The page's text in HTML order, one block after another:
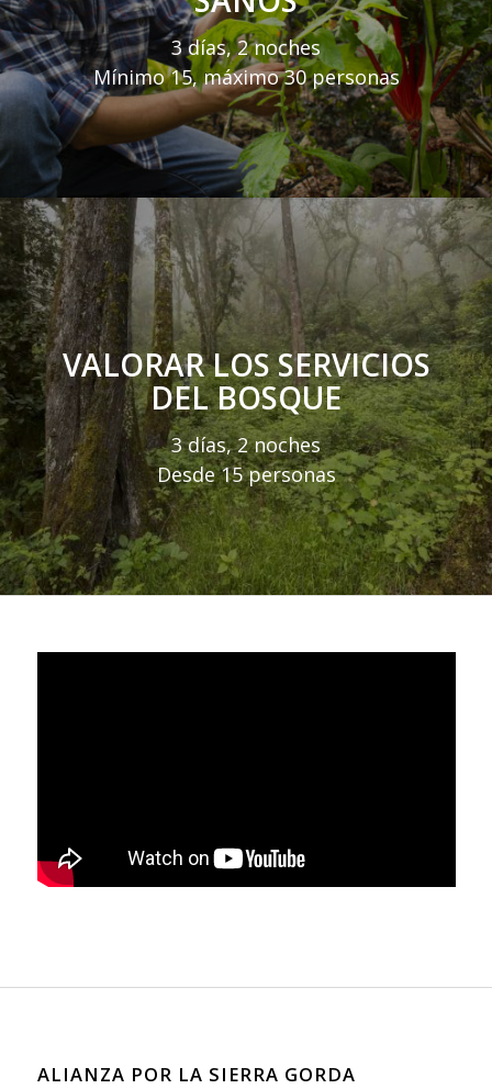
3 días, 2 noches
Mínimo 15, máximo 30 personas
VALORAR LOS SERVICIOS
DEL BOSQUE
3 días, 2 noches
Desde 15 personas
ALIANZA POR LA SIERRA GORDA